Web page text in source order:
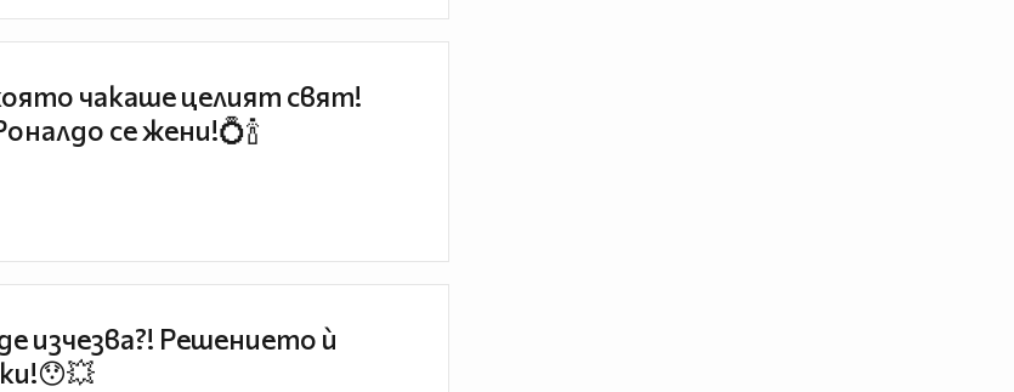
чакаше целият свят!
се жени!💍🍾
изчезва?! Решението ѝ